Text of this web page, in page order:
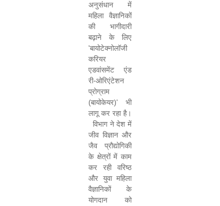
अनुसंधान में
महिला वैज्ञानिकों
की भागीदारी
बढ़ाने के लिए
'बायोटेक्नोलॉजी
करियर
एडवांसमेंट एंड
री-ओरिएंटेशन
प्रोग्राम
(बायोकेयर)' भी
लागू कर रहा है।
विभाग ने देश में
जीव विज्ञान और
जैव प्रौद्योगिकी
के क्षेत्रों में काम
कर रही वरिष्ठ
और युवा महिला
वैज्ञानिकों के
योगदान को